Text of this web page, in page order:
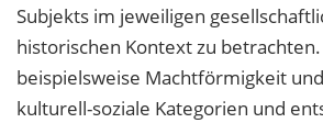
Subjekts im jeweiligen
historischen Kontext zu
beispielsweise Machtförmigkeit
kulturell-soziale Kategorien und